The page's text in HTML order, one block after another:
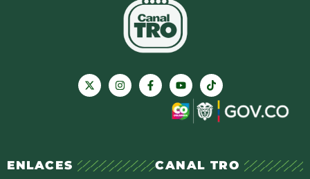
ENLACES CANAL TRO